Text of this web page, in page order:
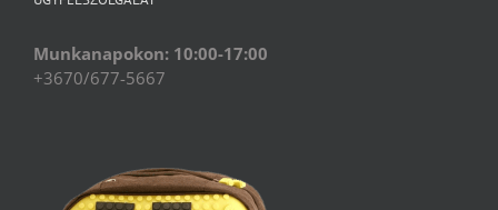
Munkanapokon: 10:00-17:00
+3670/677-5667